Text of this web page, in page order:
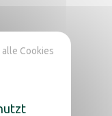
Cookies